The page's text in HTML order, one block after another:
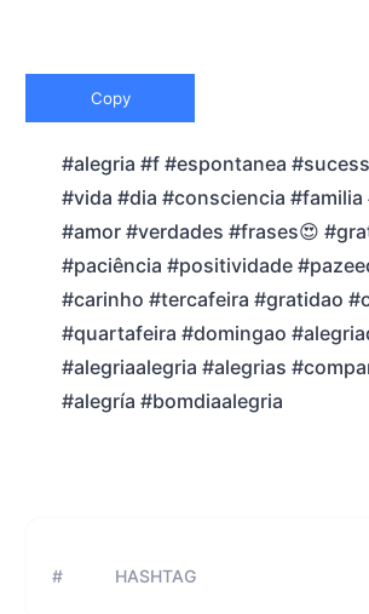
Copy
#alegria #f #espontanea
#vida #dia #consciencia #familia
#amor #verdades #frases😍
#paciência #positividade
#carinho #tercafeira #gratidao
#quartafeira #domingao
#alegriaalegria #alegrias
#alegría #bomdiaalegria
# HASHTAG